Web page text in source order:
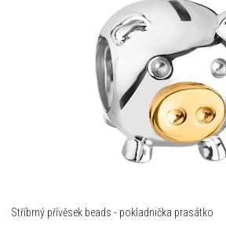
Stříbrný přívěsek beads - pokladnička prasátko